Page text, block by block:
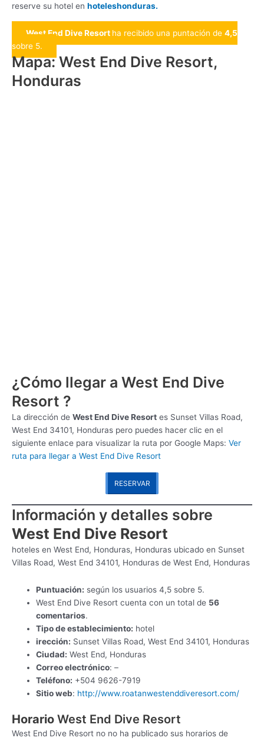
reserve su hotel en hoteleshonduras.
West End Dive Resort ha recibido una puntación de 4,5
sobre 5.
Mapa: West End Dive Resort,
Honduras
¿Cómo llegar a West End Dive
Resort ?
La dirección de West End Dive Resort es Sunset Villas Road,
West End 34101, Honduras pero puedes hacer clic en el
siguiente enlace para visualizar la ruta por Google Maps: Ver
ruta para llegar a West End Dive Resort
RESERVAR
Información y detalles sobre
West End Dive Resort
hoteles en West End, Honduras, Honduras ubicado en Sunset
Villas Road, West End 34101, Honduras de West End, Honduras
Puntuación: según los usuarios 4,5 sobre 5.
West End Dive Resort cuenta con un total de 56
comentarios.
Tipo de establecimiento: hotel
irección: Sunset Villas Road, West End 34101, Honduras
Ciudad: West End, Honduras
Correo electrónico: –
Teléfono: +504 9626-7919
Sitio web: http://www.roatanwestenddiveresort.com/
Horario West End Dive Resort
West End Dive Resort no no ha publicado sus horarios de